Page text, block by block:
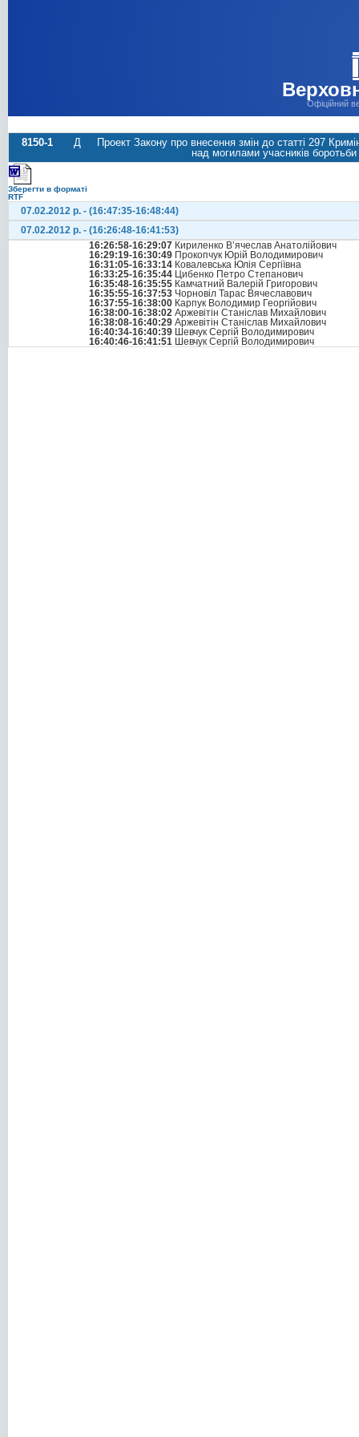
Офіційний
8150-1 Д
Проект Закону про внесення змін до статті 297
над могилами учасників
Зберегти в форматі
RTF
07.02.2012 р. - (16:47:35-16:48:44)
07.02.2012 р. - (16:26:48-16:41:53)
16:26:58-16:29:07 Кириленко В’ячеслав Анатолійович
16:29:19-16:30:49 Прокопчук Юрій Володимирович
16:31:05-16:33:14 Ковалевська Юлія Сергіївна
16:33:25-16:35:44 Цибенко Петро Степанович
16:35:48-16:35:55 Камчатний Валерій Григорович
16:35:55-16:37:53 Чорновіл Тарас Вячеславович
16:37:55-16:38:00 Карпук Володимир Георгійович
16:38:00-16:38:02 Аржевітін Станіслав Михайлович
16:38:08-16:40:29 Аржевітін Станіслав Михайлович
16:40:34-16:40:39 Шевчук Сергій Володимирович
16:40:46-16:41:51 Шевчук Сергій Володимирович